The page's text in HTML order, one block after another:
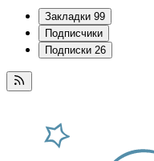
Закладки 99
Подписчики
Подписки 26